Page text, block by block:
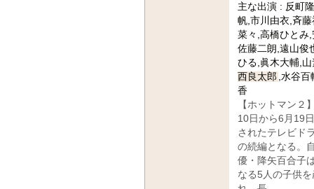
主な出演 : 反町
帆,市川由衣,斉
菜々,高橋ひとみ
佐藤二朗,遠山俊
ひる,眞木大輔,
西良太郎 ,水谷
香
【ホットマン２
10日から6月19
されたテレビド
の続編となる。
優・降矢百合子
なる5人の子供